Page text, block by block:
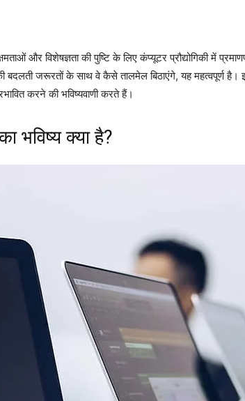
क्षमताओं और विशेषज्ञता की पुष्टि के लिए कंप्यूटर प्रौद्योगिकी
बदलती जरूरतों के साथ वे कैसे तालमेल बिठाएंगे, यह महत्वपूर्ण
करने की भविष्यवाणी करते हैं।
भविष्य क्या है?